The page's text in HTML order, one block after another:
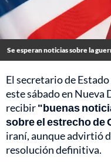
Se esperan noticias sobre la
El secretario de
este sábado en Nueva
recibir"buenas
sobre el estrecho de
iraní, aunque advirtió
resolución definitiva.